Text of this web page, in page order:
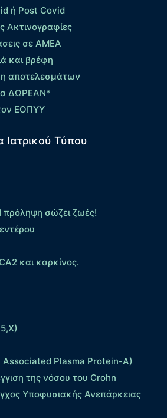
ή Post Covid
Ακτινογραφίες
σε ΑΜΕΑ
και βρέφη
αποτελεσμάτων
ΔΩΡΕΑΝ*
ΕΟΠΥΥ
Ιατρικού Τύπου
πρόληψη σώζει ζωές!
και καρκίνος.
Associated Plasma Protein-A)
της νόσου του Crohn
Υποφυσιακής Ανεπάρκειας